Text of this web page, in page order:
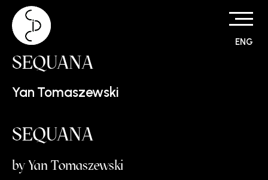
ENG
SEQUANA
Yan Tomaszewski
SEQUANA
by Yan Tomaszewski